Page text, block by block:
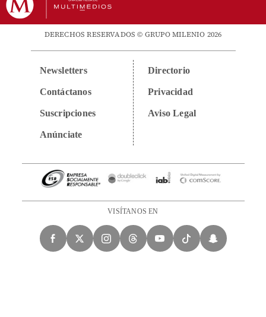
DERECHOS RESERVADOS © GRUPO MILENIO 2026
Newsletters
Contáctanos
Suscripciones
Anúnciate
Directorio
Privacidad
Aviso Legal
VISÍTANOS EN